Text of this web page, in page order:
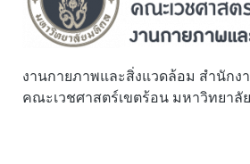
งานกายภาพและสิ่งแวดล้อม สำนัก
คณะเวชศาสตร์เขตร้อน มหาวิทยาลั